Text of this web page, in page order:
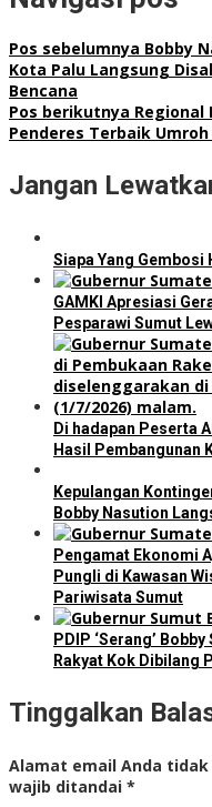
Pos sebelumnya Bobby
Kota Palu Langsung
Bencana
Pos berikutnya Regional
Penderes Terbaik
Jangan
Siapa Yang Gembosi
GAMKI Apresiasi
Pesparawi Sumut
Di hadapan Peserta
Hasil Pembangunan
Kepulangan
Bobby Nasution
Pengamat Ekonomi
Pungli di Kawasan
Pariwisata Sumut
PDIP ‘Serang’
Rakyat Kok Dibilang
Tinggalkan
Alamat email Anda
wajib ditandai *